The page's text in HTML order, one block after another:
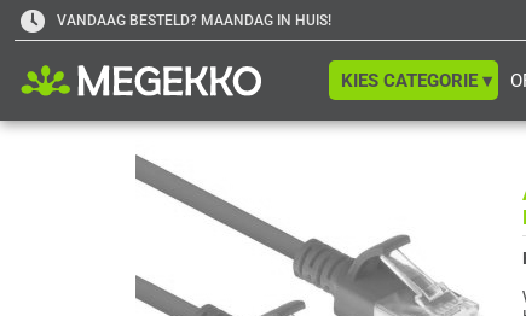
VANDAAG BESTELD? MAANDAG IN HUIS!
KIES CATEGORIE ▾